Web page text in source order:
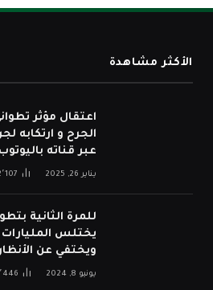
الأكثر مشاهدة
اعتقال مؤثر
الجرح و ارتكابه
عبر قناته باليوتوب
يناير 26, 2025
للمرة الثانية
ويختفي عن
يونيو 8, 2024